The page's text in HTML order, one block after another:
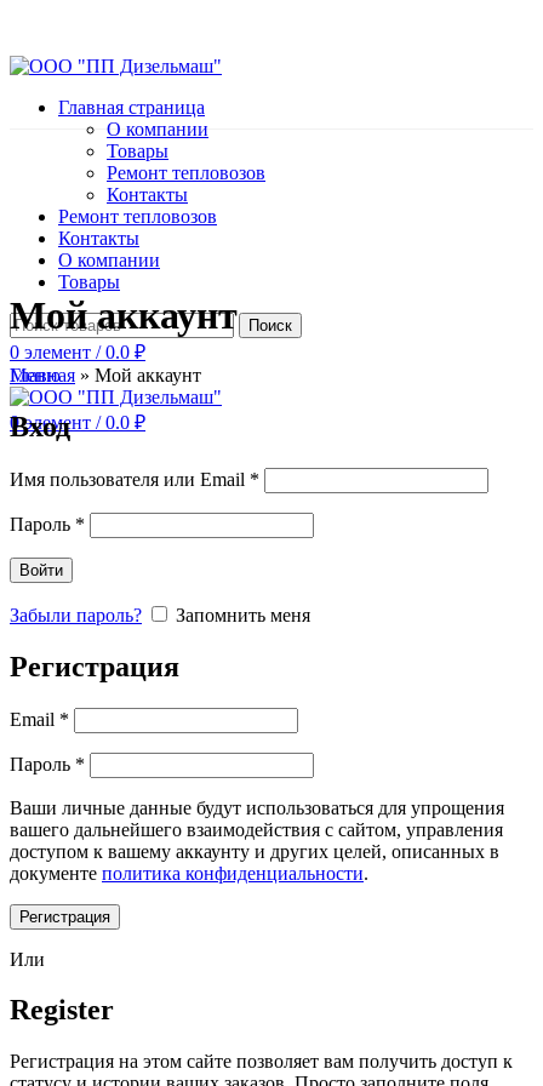
Главная страница
О компании
Товары
Ремонт тепловозов
Контакты
Ремонт тепловозов
Контакты
О компании
Товары
Поиск
0 элемент / 0.0 ₽
Меню
0элемент / 0.0 ₽
Мой аккаунт
Главная » Мой аккаунт
Вход
Имя пользователя или Email *
Пароль *
Войти
Забыли пароль? Запомнить меня
Регистрация
Email *
Пароль *
Ваши личные данные будут использоваться для упрощения
вашего дальнейшего взаимодействия с сайтом, управления
доступом к вашему аккаунту и других целей, описанных в
документе политика конфиденциальности.
Регистрация
Или
Register
Регистрация на этом сайте позволяет вам получить доступ к